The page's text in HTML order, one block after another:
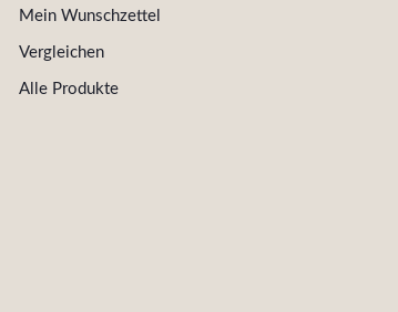
Mein Wunschzettel
Vergleichen
Alle Produkte